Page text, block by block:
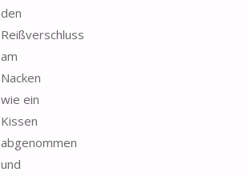
den
Reißverschluss
am
Nacken
wie ein
Kissen
abgenommen
und